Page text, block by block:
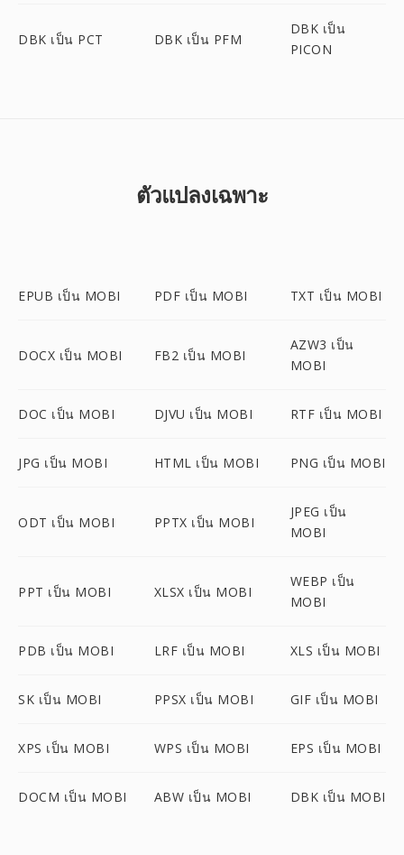
DBK เป็น PCT DBK เป็น PFM
DBK เป็น
PICON
ตัวแปลงเฉพาะ
EPUB เป็น MOBI PDF เป็น MOBI TXT เป็น MOBI
DOCX เป็น MOBI FB2 เป็น MOBI
AZW3 เป็น
MOBI
DOC เป็น MOBI DJVU เป็น MOBI RTF เป็น MOBI
JPG เป็น MOBI HTML เป็น MOBI PNG เป็น MOBI
ODT เป็น MOBI PPTX เป็น MOBI
JPEG เป็น
MOBI
PPT เป็น MOBI XLSX เป็น MOBI
WEBP เป็น
MOBI
PDB เป็น MOBI LRF เป็น MOBI XLS เป็น MOBI
SK เป็น MOBI PPSX เป็น MOBI GIF เป็น MOBI
XPS เป็น MOBI WPS เป็น MOBI EPS เป็น MOBI
DOCM เป็น MOBI ABW เป็น MOBI DBK เป็น MOBI